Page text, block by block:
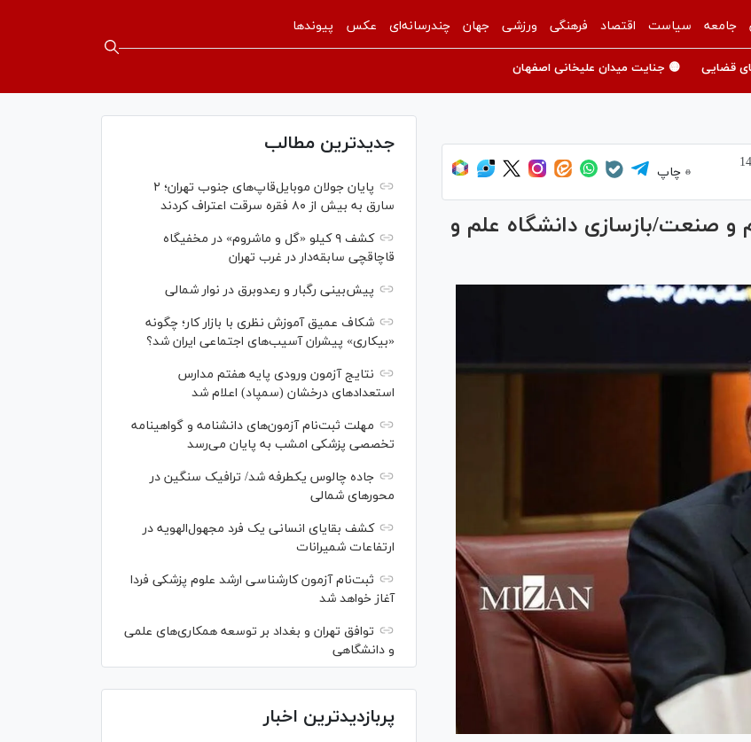
جامعه سیاست اقتصاد فرهنگی ورزشی جهان چندرسانه‌ای عکس پیوندها
قضایی 🟡 جنایت میدان علیخانی اصفهان
چاپ
و صنعت/بازسازی دانشگاه علم و
جدیدترین مطالب
پایان جولان موبایل‌قاپ‌های جنوب تهران؛ ۲
سارق به بیش از ۸۰ فقره سرقت اعتراف کردند
کشف ۹ کیلو «گل و ماشروم» در مخفیگاه
قاچاقچی سابقه‌دار در غرب تهران
پیش‌بینی رگبار و رعدوبرق در نوار شمالی
شکاف عمیق آموزش نظری با بازار کار؛ چگونه
«بیکاری» پیشران آسیب‌های اجتماعی ایران شد؟
نتایج آزمون ورودی پایه هفتم مدارس
استعدادهای درخشان (سمپاد) اعلام شد
مهلت ثبت‌نام آزمون‌های دانشنامه و گواهینامه
تخصصی پزشکی امشب به پایان می‌رسد
جاده چالوس یکطرفه شد/ ترافیک سنگین در
محورهای شمالی
کشف بقایای انسانی یک فرد مجهول‌الهویه در
ارتفاعات شمیرانات
ثبت‌نام آزمون کارشناسی ارشد علوم پزشکی فردا
آغاز خواهد شد
توافق تهران و بغداد بر توسعه همکاری‌های علمی
و دانشگاهی
پربازدیدترین اخبار